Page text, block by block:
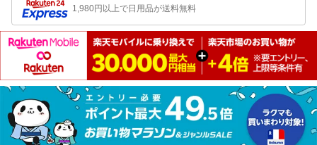
1,980円以上で日用品が送料無料